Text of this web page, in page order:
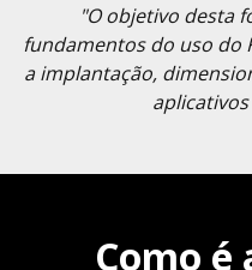
"O objetivo desta
fundamentos do uso do
a implantação,
Como é